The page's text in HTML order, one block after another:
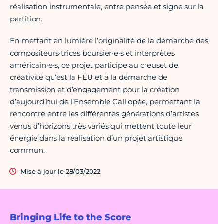
Bringing Life to the Score
réalisation instrumentale, entre pensée et signe sur la
partition.
En mettant en lumière l’originalité de la démarche des
compositeurs·trices boursier·e·s et interprètes
américain·e·s, ce projet participe au creuset de
créativité qu’est la FEU et à la démarche de
transmission et d’engagement pour la création
d’aujourd’hui de l’Ensemble Calliopée, permettant la
rencontre entre les différentes générations d’artistes
venus d’horizons très variés qui mettent toute leur
énergie dans la réalisation d’un projet artistique
commun.
Mise à jour le 28/03/2022